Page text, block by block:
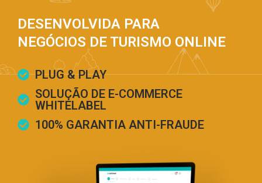
DESENVOLVIDA PARA
NEGÓCIOS DE TURISMO ONLINE
PLUG & PLAY
SOLUÇÃO DE E-COMMERCE
WHITELABEL
100% GARANTIA ANTI-FRAUDE